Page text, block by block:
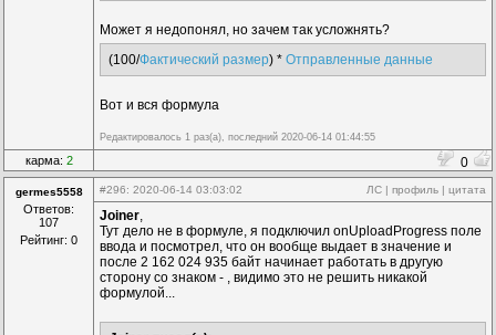
Add(Hub,461469,287,420)
{
InCount=3
link
(Hub,11483881,525,252)
{
link
link
link
Add(Hub,14789685,546,574)
{
OutCount=3
link
link
Может я недопонял, но зачем так усложнять?
(100/Фактический размер) * Отправленные данные
Вот и вся формула
Редактировалось 1 раз(а), последний 2020-06-14 01:44:55
карма: 2 0
germes5558
Ответов:
107
Рейтинг: 0
#296: 2020-06-14 03:03:02 ЛС | профиль | цитата
Joiner,
Тут дело не в формуле, я подключил onUploadProgress поле
ввода и посмотрел, что он вообще выдает в значение и
после 2 162 024 935 байт начинает работать в другую
сторону со знаком - , видимо это не решить никакой
формулой...